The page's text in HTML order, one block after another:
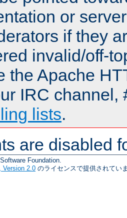
or
if they
invalid/off-
the Apache
IRC channel,
lists.
are disabled
Foundation.
Version 2.0 のライセンスで提供されてい